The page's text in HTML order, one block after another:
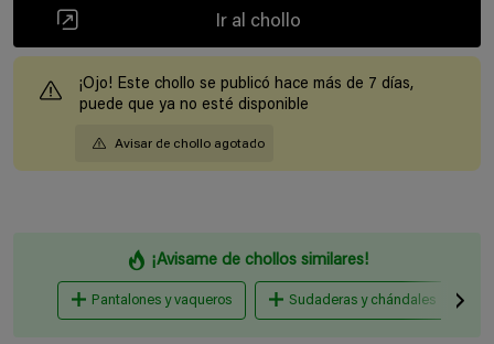
Ir al chollo
¡Ojo! Este chollo se publicó hace más de 7 días,
puede que ya no esté disponible
Avisar de chollo agotado
¡Avisame de chollos similares!
Pantalones y vaqueros Sudaderas y chándales